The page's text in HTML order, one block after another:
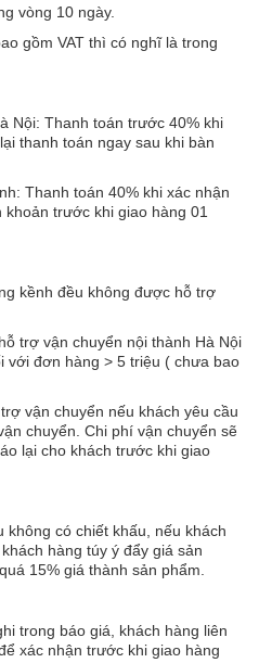
vòng 10 ngày.
gồm VAT thì có nghĩ là trong
Nội: Thanh toán trước 40% khi
thanh toán ngay sau khi bàn
Thanh toán 40% khi xác nhận
khoản trước khi giao hàng 01
kềnh đều không được hỗ trợ
trợ vận chuyển nội thành Hà Nội
với đơn hàng > 5 triệu ( chưa bao
vận chuyển nếu khách yêu cầu
chuyển. Chi phí vận chuyển sẽ
lại cho khách trước khi giao
có chiết khấu, nếu khách
hàng túy ý đẩy giá sản
15% giá thành sản phẩm.
trong báo giá, khách hàng liên
xác nhận trước khi giao hàng